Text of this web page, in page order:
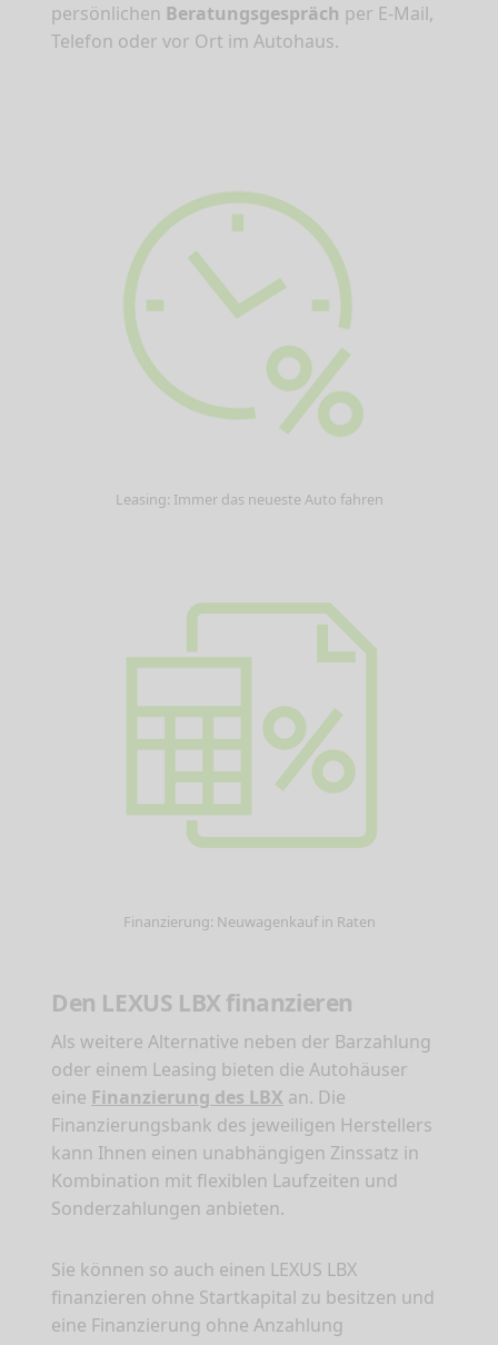
persönlichen Beratungsgespräch per E-Mail,
Telefon oder vor Ort im Autohaus.
Leasing: Immer das neueste Auto fahren
Finanzierung: Neuwagenkauf in Raten
Den LEXUS LBX finanzieren
Als weitere Alternative neben der Barzahlung
oder einem Leasing bieten die Autohäuser
eine Finanzierung des LBX an. Die
Finanzierungsbank des jeweiligen Herstellers
kann Ihnen einen unabhängigen Zinssatz in
Kombination mit flexiblen Laufzeiten und
Sonderzahlungen anbieten.
Sie können so auch einen LEXUS LBX
finanzieren ohne Startkapital zu besitzen und
eine Finanzierung ohne Anzahlung